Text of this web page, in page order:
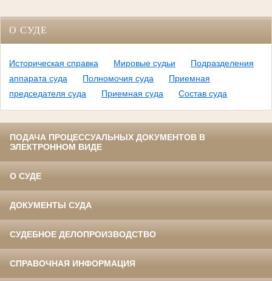
О СУДЕ
Историческая справка Мировые судьи
Подразделения
аппарата суда
Полномочия суда
Приемная
председателя суда
Приемная суда Состав суда
ПОДАЧА ПРОЦЕССУАЛЬНЫХ ДОКУМЕНТОВ В
ЭЛЕКТРОННОМ ВИДЕ
О СУДЕ
ДОКУМЕНТЫ СУДА
СУДЕБНОЕ ДЕЛОПРОИЗВОДСТВО
СПРАВОЧНАЯ ИНФОРМАЦИЯ